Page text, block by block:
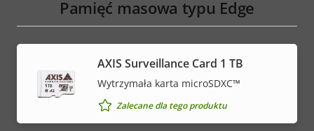
Pamięć masowa typu Edge
AXIS Surveillance Card 1 TB
Wytrzymała karta microSDXC™
Zalecane dla tego produktu